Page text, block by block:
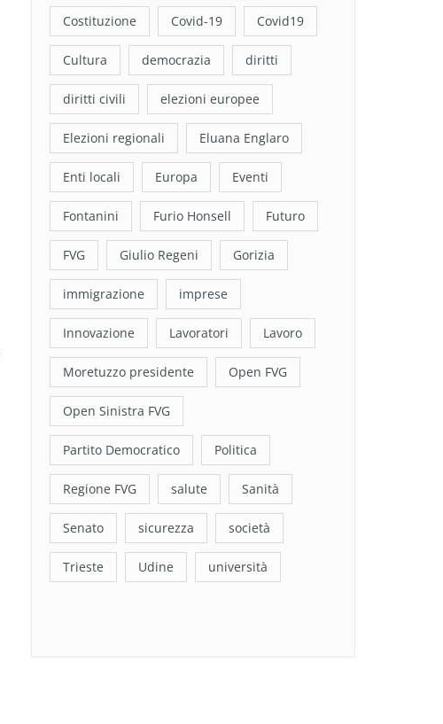
Costituzione Covid-19 Covid19
Cultura democrazia diritti
diritti civili elezioni europee
Elezioni regionali Eluana Englaro
Enti locali Europa Eventi
Fontanini Furio Honsell Futuro
FVG Giulio Regeni Gorizia
immigrazione imprese
Innovazione Lavoratori Lavoro
Moretuzzo presidente Open FVG
Open Sinistra FVG
Partito Democratico Politica
Regione FVG salute Sanità
Senato sicurezza società
Trieste Udine università